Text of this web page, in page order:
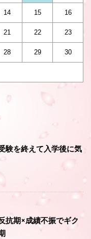
14 15 16
21 22 23
28 29 30
験を終えて入学後に気
抗期×成績不振でギク